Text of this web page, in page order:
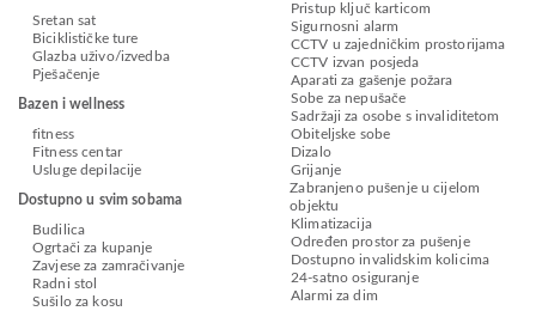
Sretan sat
Biciklističke ture
Glazba uživo/izvedba
Pješačenje
Bazen i wellness
fitness
Fitness centar
Usluge depilacije
Dostupno u svim sobama
Budilica
Ogrtači za kupanje
Zavjese za zamračivanje
Radni stol
Sušilo za kosu
Pristup ključ karticom
Sigurnosni alarm
CCTV u zajedničkim prostorijama
CCTV izvan posjeda
Aparati za gašenje požara
Sobe za nepušače
Sadržaji za osobe s invaliditetom
Obiteljske sobe
Dizalo
Grijanje
Zabranjeno pušenje u cijelom
objektu
Klimatizacija
Određen prostor za pušenje
Dostupno invalidskim kolicima
24-satno osiguranje
Alarmi za dim